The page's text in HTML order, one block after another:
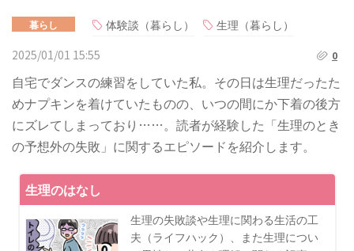
暮らし 体験談（暮らし）
生理（暮らし）
2025/01/01 15:55
0
自宅でダンスの練習をしていた私。その日は生理だったた
めナプキンを着けていたものの、いつの間にか下着の後方
にズレてしまっており……。読者が経験した「生理のとき
の予想外の失敗」に関するエピソードを紹介します。
生理のはなし
生理の失敗談や生理に関わる生活の工
夫（ライフハック）、また生理につい